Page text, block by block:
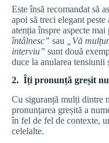
Este însă recomandat să
apoi să treci elegant
atenția înspre aspecte mai
întâlnesc” sau „Vă
interviu” sunt două
duce la anularea tensiunii
2. Îți pronunță greșit
Cu siguranță mulți dintre
pronunțarea greșită a
în fel de fel de contexte,
celelalte.